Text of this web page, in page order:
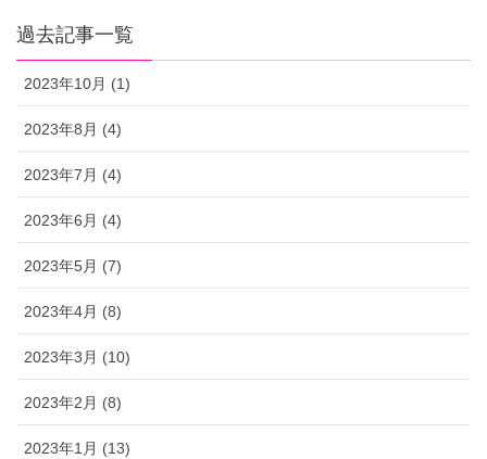
過去記事一覧
2023年10月 (1)
2023年8月 (4)
2023年7月 (4)
2023年6月 (4)
2023年5月 (7)
2023年4月 (8)
2023年3月 (10)
2023年2月 (8)
2023年1月 (13)